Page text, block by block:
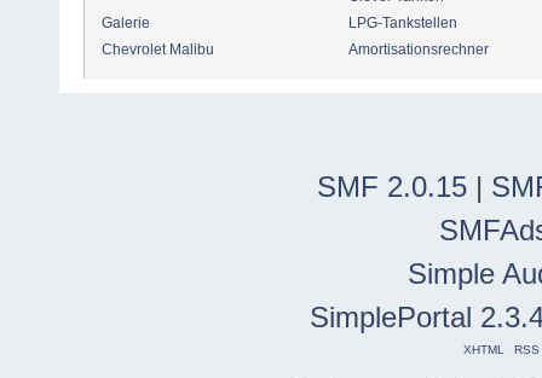
Galerie
LPG-Tankstellen
Chevrolet Malibu
Amortisationsrechner
SMF 2.0.15 |
Simple
SimplePortal
XHTML RSS